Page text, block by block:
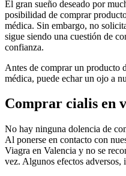
El gran sueño deseado por
posibilidad de comprar
médica. Sin embargo, no
sigue siendo una cuestión de
confianza.
Antes de comprar un producto
médica, puede echar un ojo a
Comprar cialis en
No hay ninguna dolencia de
Al ponerse en contacto con
Viagra en Valencia y no se
vez. Algunos efectos adversos,